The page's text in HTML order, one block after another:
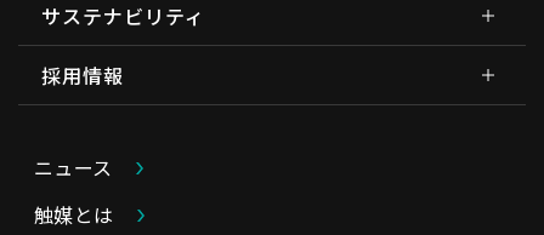
サステナビリティ
採用情報
ニュース
触媒とは